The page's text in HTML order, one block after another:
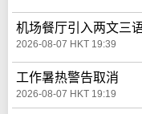
机场餐厅引入两文三
2026-08-07 HKT 19:39
工作暑热警告取消
2026-08-07 HKT 19:19